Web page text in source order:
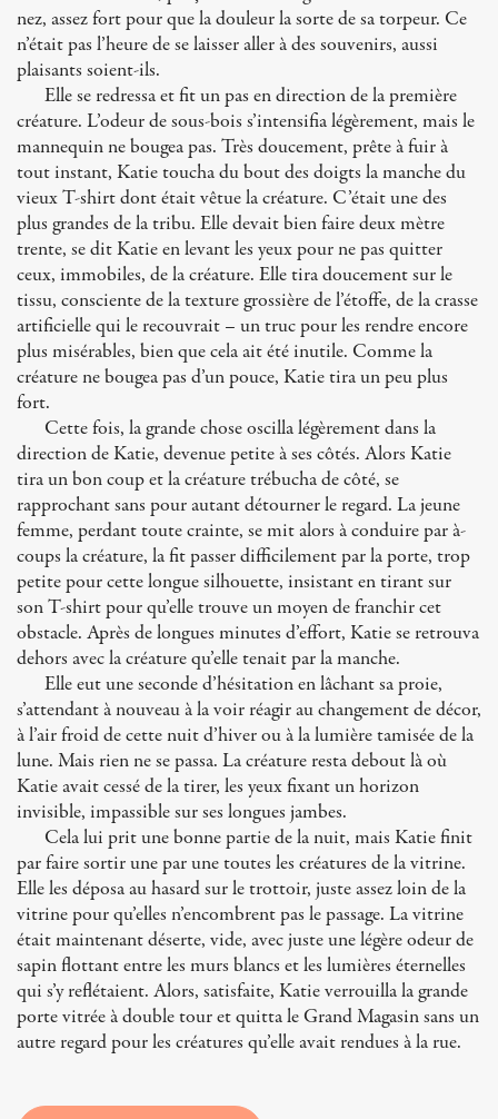
nez, assez fort pour que la douleur la sorte de sa torpeur. Ce
n’était pas l’heure de se laisser aller à des souvenirs, aussi
plaisants soient-ils.
Elle se redressa et fit un pas en direction de la première
créature. L’odeur de sous-bois s’intensifia légèrement, mais le
mannequin ne bougea pas. Très doucement, prête à fuir à
tout instant, Katie toucha du bout des doigts la manche du
vieux T-shirt dont était vêtue la créature. C’était une des
plus grandes de la tribu. Elle devait bien faire deux mètre
trente, se dit Katie en levant les yeux pour ne pas quitter
ceux, immobiles, de la créature. Elle tira doucement sur le
tissu, consciente de la texture grossière de l’étoffe, de la crasse
artificielle qui le recouvrait – un truc pour les rendre encore
plus misérables, bien que cela ait été inutile. Comme la
créature ne bougea pas d’un pouce, Katie tira un peu plus
fort.
Cette fois, la grande chose oscilla légèrement dans la
direction de Katie, devenue petite à ses côtés. Alors Katie
tira un bon coup et la créature trébucha de côté, se
rapprochant sans pour autant détourner le regard. La jeune
femme, perdant toute crainte, se mit alors à conduire par à-
coups la créature, la fit passer difficilement par la porte, trop
petite pour cette longue silhouette, insistant en tirant sur
son T-shirt pour qu’elle trouve un moyen de franchir cet
obstacle. Après de longues minutes d’effort, Katie se retrouva
dehors avec la créature qu’elle tenait par la manche.
Elle eut une seconde d’hésitation en lâchant sa proie,
s’attendant à nouveau à la voir réagir au changement de décor,
à l’air froid de cette nuit d’hiver ou à la lumière tamisée de la
lune. Mais rien ne se passa. La créature resta debout là où
Katie avait cessé de la tirer, les yeux fixant un horizon
invisible, impassible sur ses longues jambes.
Cela lui prit une bonne partie de la nuit, mais Katie finit
par faire sortir une par une toutes les créatures de la vitrine.
Elle les déposa au hasard sur le trottoir, juste assez loin de la
vitrine pour qu’elles n’encombrent pas le passage. La vitrine
était maintenant déserte, vide, avec juste une légère odeur de
sapin flottant entre les murs blancs et les lumières éternelles
qui s’y reflétaient. Alors, satisfaite, Katie verrouilla la grande
porte vitrée à double tour et quitta le Grand Magasin sans un
autre regard pour les créatures qu’elle avait rendues à la rue.